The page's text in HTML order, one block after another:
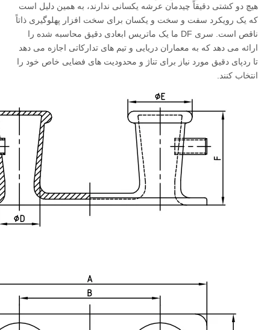
هیچ دو کشتی دقیقاً چیدمان عرشه یکسانی ندارند، به همین دلیل است
که یک رویکرد سفت و سخت و یکسان برای سخت افزار پهلوگیری ذاتاً
ناقص است. سری DF ما یک ماتریس ابعادی دقیق محاسبه شده را
ارائه می دهد که به معماران دریایی و تیم های تدارکاتی اجازه می دهد
تا ردپای دقیق مورد نیاز برای تناژ و محدودیت های فضایی خاص خود را
انتخاب کنند.